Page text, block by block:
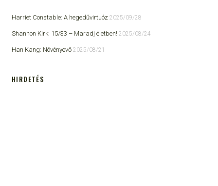
Harriet Constable: A hegedűvirtuóz 2025/09/28
Shannon Kirk: 15/33 ​– Maradj életben! 2025/08/24
Han Kang: Növényevő 2025/08/21
HIRDETÉS